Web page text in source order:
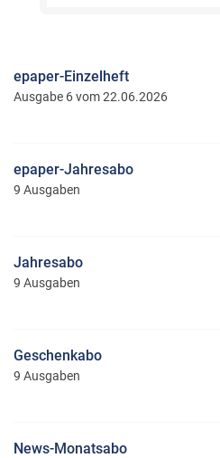
epaper-Einzelheft
Ausgabe 6 vom 22.06.2026
epaper-Jahresabo
9 Ausgaben
Jahresabo
9 Ausgaben
Geschenkabo
9 Ausgaben
News-Monatsabo